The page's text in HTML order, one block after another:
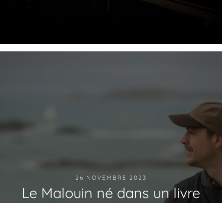
26 NOVEMBRE 2023
Le Malouin né dans un livre